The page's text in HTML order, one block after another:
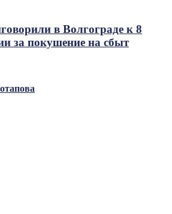
в Волгограде к 8
за покушение на сбыт